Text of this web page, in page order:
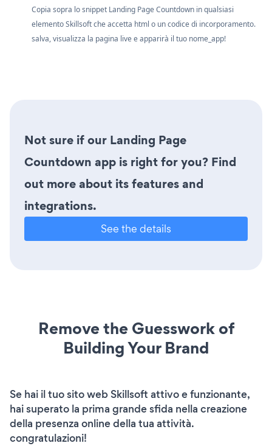
Copia sopra lo snippet Landing Page Countdown in qualsiasi
elemento Skillsoft che accetta html o un codice di incorporamento.
salva, visualizza la pagina live e apparirà il tuo nome_app!
Not sure if our Landing Page
Countdown app is right for you? Find
out more about its features and
integrations.
See the details
Remove the Guesswork of
Building Your Brand
Se hai il tuo sito web Skillsoft attivo e funzionante,
hai superato la prima grande sfida nella creazione
della presenza online della tua attività.
congratulazioni!